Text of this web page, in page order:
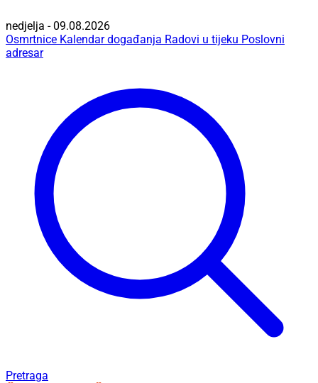
nedjelja - 09.08.2026
Osmrtnice Kalendar događanja Radovi u tijeku Poslovni
adresar
Pretraga